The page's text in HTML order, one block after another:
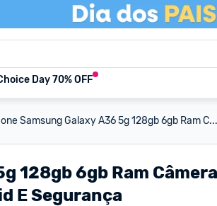
Day 70% OFF
Samsung Galaxy A36 5g 128gb 6gb Ram C...
128gb 6gb Ram
E Segurança